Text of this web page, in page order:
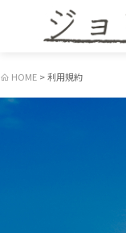
HOME 利用規約